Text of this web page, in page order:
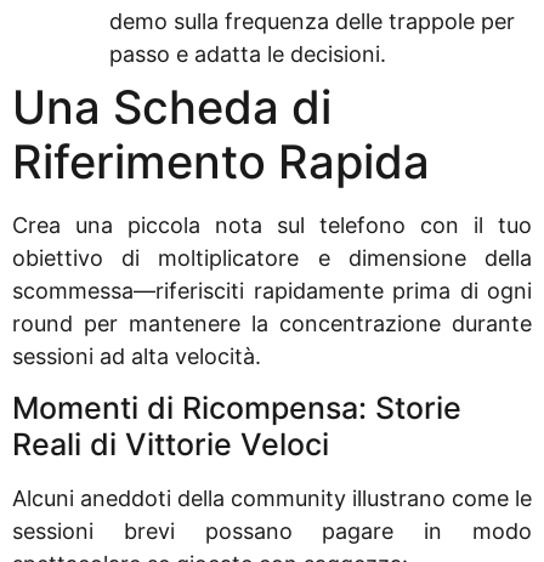
demo sulla frequenza delle trappole per
passo e adatta le decisioni.
Una Scheda di
Riferimento Rapida
Crea una piccola nota sul telefono con il tuo
obiettivo di moltiplicatore e dimensione della
scommessa—riferisciti rapidamente prima di ogni
round per mantenere la concentrazione durante
sessioni ad alta velocità.
Momenti di Ricompensa: Storie
Reali di Vittorie Veloci
Alcuni aneddoti della community illustrano come le
sessioni brevi possano pagare in modo